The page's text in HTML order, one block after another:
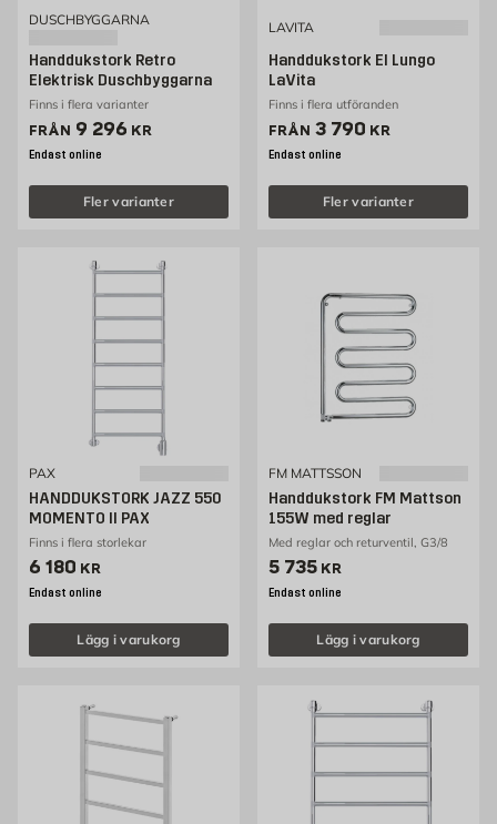
DUSCHBYGGARNA
Handdukstork Retro
Elektrisk Duschbyggarna
Finns i flera varianter
FRÅN Pris 9296 kr
9 296 KR
Endast online
Fler varianter
LAVITA
Handdukstork El Lungo
LaVita
Finns i flera utföranden
FRÅN Pris 3790 kr
3 790 KR
Endast online
Fler varianter
PAX
HANDDUKSTORK JAZZ 550
MOMENTO II PAX
Finns i flera storlekar
Pris 6180 kr
6 180 KR
Endast online
Lägg i varukorg
FM MATTSSON
Handdukstork FM Mattson
155W med reglar
Med reglar och returventil, G3/8
Pris 5735 kr
5 735 KR
Endast online
Lägg i varukorg